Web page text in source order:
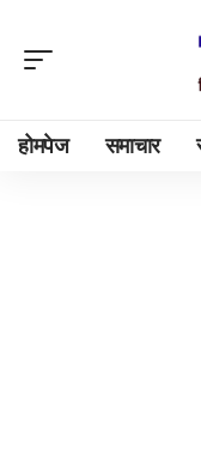
होमपेज समाचार